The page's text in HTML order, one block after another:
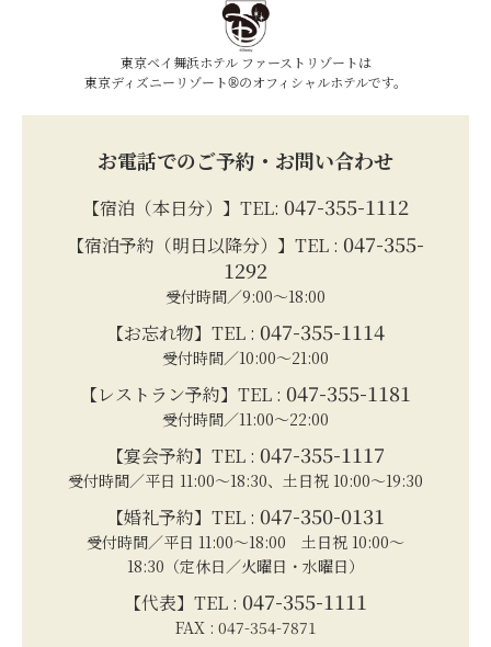
東京ベイ舞浜ホテル ファーストリゾートは
東京ディズニーリゾート®のオフィシャルホテルです。
お電話でのご予約・お問い合わせ
【宿泊（本日分）】TEL: 047-355-1112
【宿泊予約（明日以降分）】TEL : 047-355-
1292
受付時間／9:00～18:00
【お忘れ物】TEL : 047-355-1114
受付時間／10:00～21:00
【レストラン予約】TEL : 047-355-1181
受付時間／11:00～22:00
【宴会予約】TEL : 047-355-1117
受付時間／平日 11:00～18:30、土日祝 10:00～19:30
【婚礼予約】TEL : 047-350-0131
受付時間／平日 11:00～18:00 土日祝 10:00～
18:30（定休日／火曜日・水曜日）
【代表】TEL : 047-355-1111
FAX : 047-354-7871